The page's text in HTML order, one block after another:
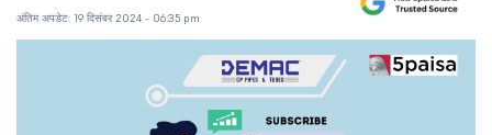
अंतिम अपडेट: 19 दिसंबर 2024 - 06:35 pm